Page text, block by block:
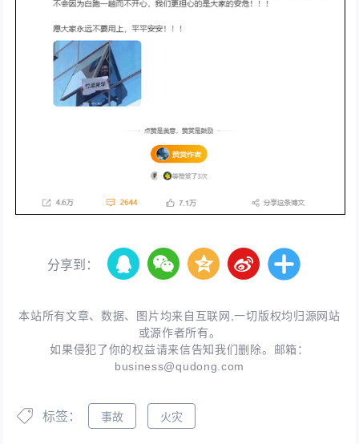
分享到：
本站所有文章、数据、图片均来自互联网,一切版权均归源网站
或源作者所有。
如果侵犯了你的权益请来信告知我们删除。邮箱：
business@qudong.com
标签： 事故 火灾